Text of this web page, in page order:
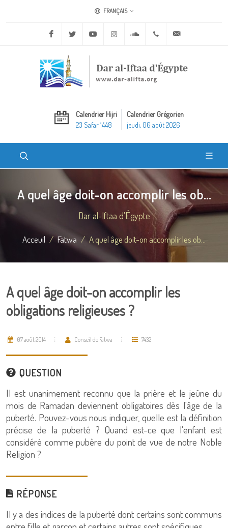
FRANÇAIS
Facebook Twitter Youtube Instagram Soundcloud+20 2 25970400
Calendrier Hijri
23 Safar 1448
Calendrier Grégorien
jeudi, 06 août 2026
A quel âge doit-on accomplir les ob...
Dar al-Iftaa d'Égypte
Acceuil Fatwa A quel âge doit-on accomplir les ob...
A quel âge doit-on accomplir les
obligations religieuses ?
07 août 2014 Conseil de Fatwa 7432
QUESTION
Il est unanimement reconnu que la prière et le jeûne du
mois de Ramadan deviennent obligatoires dès l'âge de la
puberté. Pouvez-vous nous indiquer, quelle est la définition
précise de la puberté ? Quand est-ce que l'enfant est
considéré comme pubère du point de vue de notre Noble
Religion ?
RÉPONSE
Il y a des indices de la puberté dont certains sont communs